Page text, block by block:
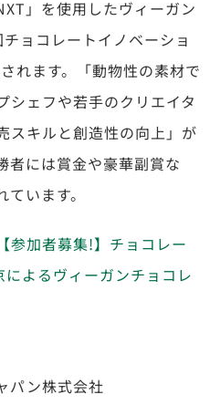
」を使用したヴィーガン
ョコレートイノベーショ
れます。「動物性の素材で
シェフや若手のクリエイタ
スキルと創造性の向上」が
者には賞金や豪華副賞な
います。
【参加者募集!】チョコレー
よるヴィーガンチョコレ
パン株式会社